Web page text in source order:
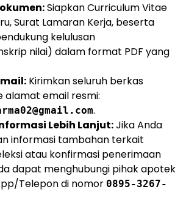
Siapkan Curriculum Vitae
Surat Lamaran Kerja, beserta
kelulusan
nilai) dalam format PDF yang
Kirimkan seluruh berkas
alamat email resmi:
.
Lebih Lanjut:Jika Anda
informasi tambahan terkait
atau konfirmasi penerimaan
dapat menghubungi pihak apotek
Telepon di nomor 0895-3267-